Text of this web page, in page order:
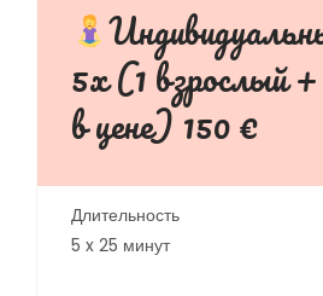
5х (1 взрослый +
в цене) 150 €
Длительность
5 x 25 минут